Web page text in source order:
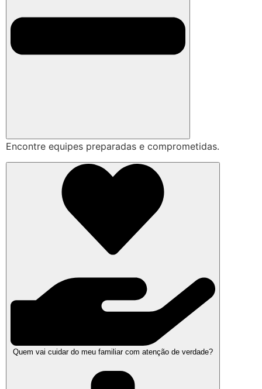
Encontre equipes preparadas e comprometidas.
Quem vai cuidar do meu familiar com atenção de verdade?